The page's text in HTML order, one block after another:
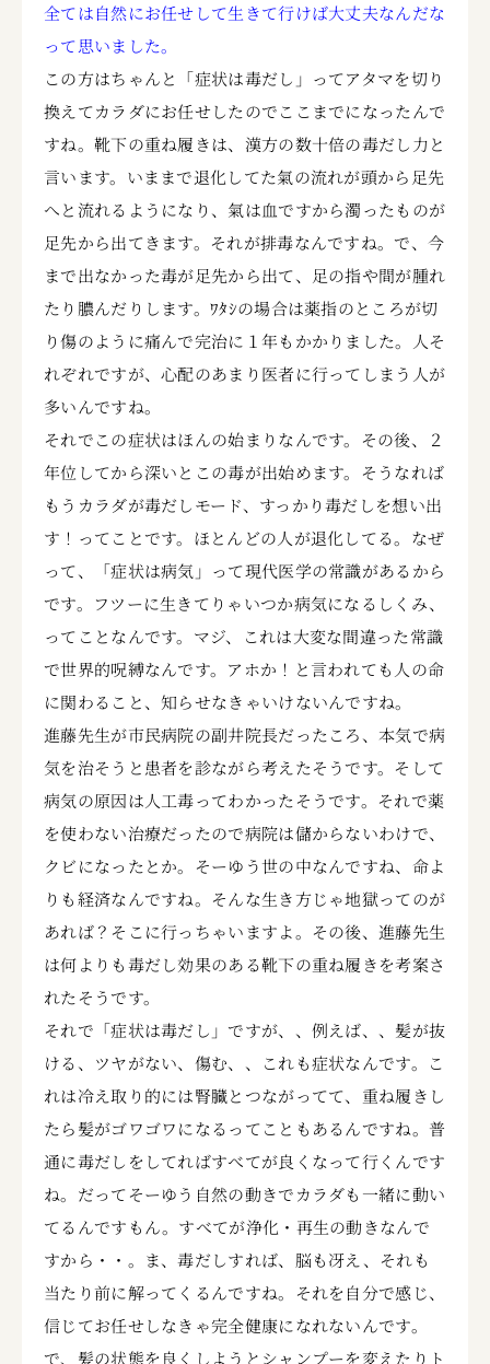
全ては自然にお任せして生きて行けば大丈夫なんだな
って思いました。
この方はちゃんと「症状は毒だし」ってアタマを切り
換えてカラダにお任せしたのでここまでになったんで
すね。靴下の重ね履きは、漢方の数十倍の毒だし力と
言います。いままで退化してた氣の流れが頭から足先
へと流れるようになり、氣は血ですから濁ったものが
足先から出てきます。それが排毒なんですね。で、今
まで出なかった毒が足先から出て、足の指や間が腫れ
たり膿んだりします。ﾜﾀｼの場合は薬指のところが切
り傷のように痛んで完治に１年もかかりました。人そ
れぞれですが、心配のあまり医者に行ってしまう人が
多いんですね。
それでこの症状はほんの始まりなんです。その後、２
年位してから深いとこの毒が出始めます。そうなれば
もうカラダが毒だしモード、すっかり毒だしを想い出
す！ってことです。ほとんどの人が退化してる。なぜ
って、「症状は病気」って現代医学の常識があるから
です。フツーに生きてりゃいつか病気になるしくみ、
ってことなんです。マジ、これは大変な間違った常識
で世界的呪縛なんです。アホか！と言われても人の命
に関わること、知らせなきゃいけないんですね。
進藤先生が市民病院の副井院長だったころ、本気で病
気を治そうと患者を診ながら考えたそうです。そして
病気の原因は人工毒ってわかったそうです。それで薬
を使わない治療だったので病院は儲からないわけで、
クビになったとか。そーゆう世の中なんですね、命よ
りも経済なんですね。そんな生き方じゃ地獄ってのが
あれば？そこに行っちゃいますよ。その後、進藤先生
は何よりも毒だし効果のある靴下の重ね履きを考案さ
れたそうです。
それで「症状は毒だし」ですが、、例えば、、髪が抜
ける、ツヤがない、傷む、、これも症状なんです。こ
れは冷え取り的には腎臓とつながってて、重ね履きし
たら髪がゴワゴワになるってこともあるんですね。普
通に毒だしをしてればすべてが良くなって行くんです
ね。だってそーゆう自然の動きでカラダも一緒に動い
てるんですもん。すべてが浄化・再生の動きなんで
すから・・。ま、毒だしすれば、脳も冴え、それも
当たり前に解ってくるんですね。それを自分で感じ、
信じてお任せしなきゃ完全健康になれないんです。
で、髪の状態を良くしようとシャンプーを変えたりト